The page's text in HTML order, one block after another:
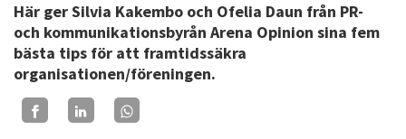
Här ger Silvia Kakembo och Ofelia Daun från PR-
och kommunikationsbyrån Arena Opinion sina fem
bästa tips för att framtidssäkra
organisationen/föreningen.